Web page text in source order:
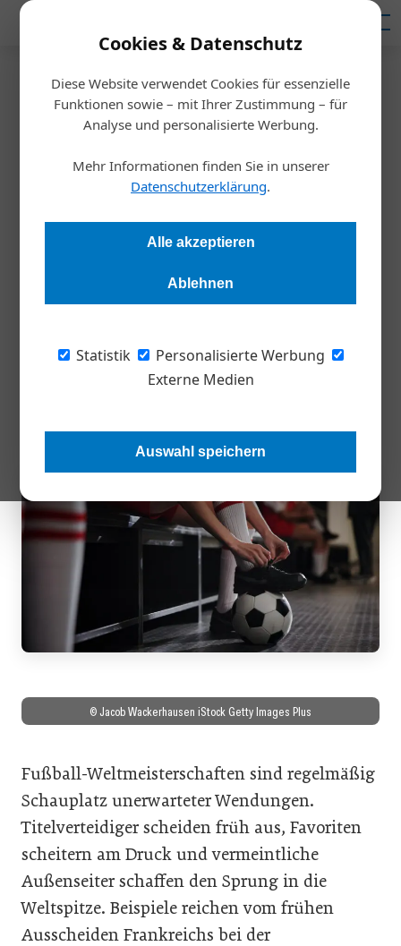
Cookies & Datenschutz
Diese Website verwendet Cookies für essenzielle
Funktionen sowie – mit Ihrer Zustimmung – für
Analyse und personalisierte Werbung.
Mehr Informationen finden Sie in unserer
Datenschutzerklärung.
Alle akzeptieren
Ablehnen
Statistik
Personalisierte Werbung
Externe Medien
Auswahl speichern
Startseite/Inspiration
Underdog-Mentalität: Was
Unternehmen vom Fußball
lernen können
Weltmeisterschaft. Laut Hogan Assessments lassen sich die
psychologischen Mechanismen hinter diesen Erfolgen auch
© Jacob Wackerhausen iStock Getty Images Plus
Fußball-Weltmeisterschaften sind regelmäßig
Schauplatz unerwarteter Wendungen.
Titelverteidiger scheiden früh aus, Favoriten
scheitern am Druck und vermeintliche
Außenseiter schaffen den Sprung in die
Weltspitze. Beispiele reichen vom frühen
Ausscheiden Frankreichs bei der